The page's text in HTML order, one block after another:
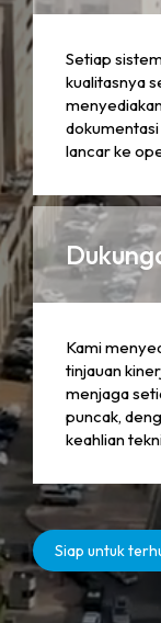
Setiap
kualitasnya
lancar ke
Kami
tinjauan
menjaga
puncak,
keahlian
Siap untuk